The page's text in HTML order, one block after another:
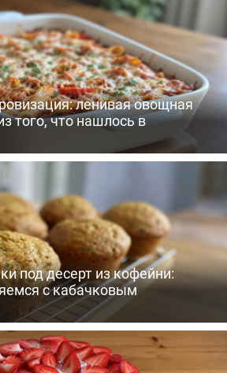
ленивая овощная
того, что нашлось в
под десерт из кофейни:
с кабачковым